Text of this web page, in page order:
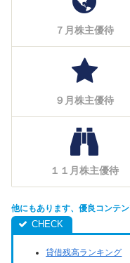
７月株主優待
９月株主優待
１１月株主優待
他にもあります、優良コンテン
貸借残高ランキング